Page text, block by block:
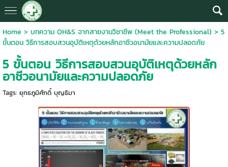
Home > บทความ OH&S จากสายงานวิชาชีพ (Meet the Professional) > 5
ขั้นตอน วิธีการสอบสวนอุบัติเหตุด้วยหลักอาชีวอนามัยและความปลอดภัย
5 ขั้นตอน วิธีการสอบสวนอุบัติเหตุด้วยหลัก
อาชีวอนามัยและความปลอดภัย
Tags: ยุทธภูมิศักดิ์ บุญธิมา